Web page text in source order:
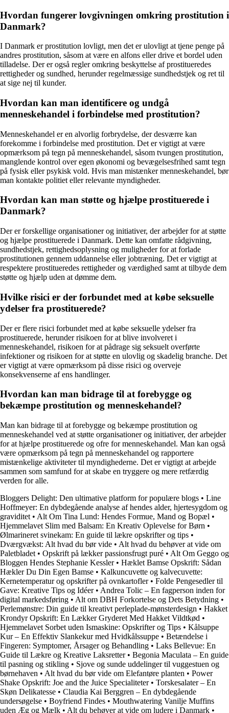
Hvordan fungerer lovgivningen omkring prostitution i
Danmark?
I Danmark er prostitution lovligt, men det er ulovligt at tjene penge på
andres prostitution, såsom at være en alfons eller drive et bordel uden
tilladelse. Der er også regler omkring beskyttelse af prostitueredes
rettigheder og sundhed, herunder regelmæssige sundhedstjek og ret til
at sige nej til kunder.
Hvordan kan man identificere og undgå
menneskehandel i forbindelse med prostitution?
Menneskehandel er en alvorlig forbrydelse, der desværre kan
forekomme i forbindelse med prostitution. Det er vigtigt at være
opmærksom på tegn på menneskehandel, såsom tvungen prostitution,
manglende kontrol over egen økonomi og bevægelsesfrihed samt tegn
på fysisk eller psykisk vold. Hvis man mistænker menneskehandel, bør
man kontakte politiet eller relevante myndigheder.
Hvordan kan man støtte og hjælpe prostituerede i
Danmark?
Der er forskellige organisationer og initiativer, der arbejder for at støtte
og hjælpe prostituerede i Danmark. Dette kan omfatte rådgivning,
sundhedstjek, rettighedsoplysning og muligheder for at forlade
prostitutionen gennem uddannelse eller jobtræning. Det er vigtigt at
respektere prostitueredes rettigheder og værdighed samt at tilbyde dem
støtte og hjælp uden at dømme dem.
Hvilke risici er der forbundet med at købe seksuelle
ydelser fra prostituerede?
Der er flere risici forbundet med at købe seksuelle ydelser fra
prostituerede, herunder risikoen for at blive involveret i
menneskehandel, risikoen for at pådrage sig seksuelt overførte
infektioner og risikoen for at støtte en ulovlig og skadelig branche. Det
er vigtigt at være opmærksom på disse risici og overveje
konsekvenserne af ens handlinger.
Hvordan kan man bidrage til at forebygge og
bekæmpe prostitution og menneskehandel?
Man kan bidrage til at forebygge og bekæmpe prostitution og
menneskehandel ved at støtte organisationer og initiativer, der arbejder
for at hjælpe prostituerede og ofre for menneskehandel. Man kan også
være opmærksom på tegn på menneskehandel og rapportere
mistænkelige aktiviteter til myndighederne. Det er vigtigt at arbejde
sammen som samfund for at skabe en tryggere og mere retfærdig
verden for alle.
Bloggers Delight: Den ultimative platform for populære blogs • Line
Hoffmeyer: En dybdegående analyse af hendes alder, hjertesygdom og
graviditet • Alt Om Tina Lund: Hendes Formue, Mand og Bopæl •
Hjemmelavet Slim med Balsam: En Kreativ Oplevelse for Børn •
Ølmarineret svinekam: En guide til lækre opskrifter og tips •
Dværgvækst: Alt hvad du bør vide • Alt hvad du behøver at vide om
Paletbladet • Opskrift på lækker passionsfrugt puré • Alt Om Geggo og
Bloggen Hendes Stephanie Kessler• Hæklet Bamse Opskrift: Sådan
Hækler Du Din Egen Bamse • Kalkuncuvette og kalvecuvette:
Kernetemperatur og opskrifter på ovnkartofler• Folde Pengesedler til
Gave: Kreative Tips og Idéer• Andrea Tolic – En fagperson inden for
digital markedsføring • Alt om DBH Forkortelse og Dets Betydning •
Perlemønstre: Din guide til kreativt perleplade-mønsterdesign • Hakket
Krondyr Opskrift: En Lækker Gryderet Med Hakket Vildtkød •
Hjemmelavet Sorbet uden Ismaskine: Opskrifter og Tips • Kålsuppe
Kur – En Effektiv Slankekur med Hvidkålssuppe • Betændelse i
Fingeren: Symptomer, Årsager og Behandling • Laks Bellevue: En
Guide til Lækre og Kreative Laksretter• Begonia Maculata – En guide
til pasning og stikling • Sjove og sunde uddelinger til vuggestuen og
børnehaven • Alt hvad du bør vide om Elefantøre planten • Power
Shake Opskrift: Joe and the Juice Specialiteter• Torskesalater – En
Skøn Delikatesse • Claudia Kai Berggren – En dybdegående
undersøgelse • Boyfriend Findes • Mouthwatering Vanilje Muffins
uden Æg og Mælk • Alt du behøver at vide om ludere i Danmark •